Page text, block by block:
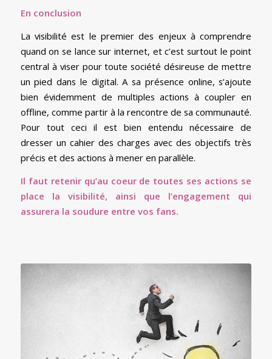
En conclusion
La visibilité est le premier des enjeux à comprendre
quand on se lance sur internet, et c’est surtout le point
central à viser pour toute société désireuse de mettre
un pied dans le digital. A sa présence online, s’ajoute
bien évidemment de multiples actions à coupler en
offline, comme partir à la rencontre de sa communauté.
Pour tout ceci il est bien entendu nécessaire de
dresser un cahier des charges avec des objectifs très
précis et des actions à mener en parallèle.
Il faut retenir qu’au coeur de toutes ses actions se
place la visibilité, ainsi que l’engagement qui
assurera la soudure entre vos fans.